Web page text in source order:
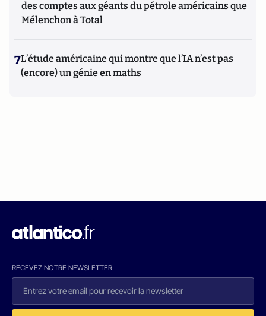
des comptes aux géants du pétrole américains que
Mélenchon à Total
7L’étude américaine qui montre que l’IA n’est pas
(encore) un génie en maths
RECEVEZ NOTRE NEWSLETTER